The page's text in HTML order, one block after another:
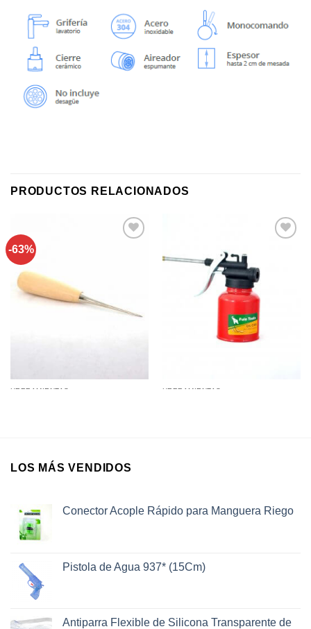
PRODUCTOS RELACIONADOS
-63%
HERRAMIENTAS HERRAMIENTAS
LOS MÁS VENDIDOS
Conector Acople Rápido para Manguera Riego
Pistola de Agua 937* (15Cm)
Antiparra Flexible de Silicona Transparente de